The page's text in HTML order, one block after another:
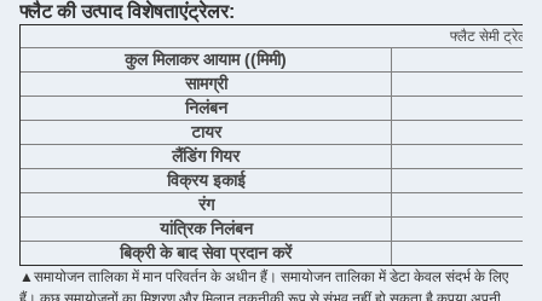
फ्लैट की उत्पाद विशेषताएंट्रेलर:
फ्लैट सेमी ट्रेलर
कुल मिलाकर आयाम ((मिमी)
सामग्री
निलंबन
टायर
लैंडिंग गियर
विक्रय इकाई
रंग
यांत्रिक निलंबन
बिक्री के बाद सेवा प्रदान करें
▲समायोजन तालिका में मान परिवर्तन के अधीन हैं। समायोजन तालिका में डेटा केवल संदर्भ के लिए